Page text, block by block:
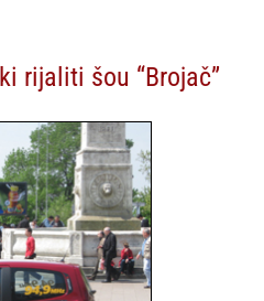
rijaliti šou “Brojač”